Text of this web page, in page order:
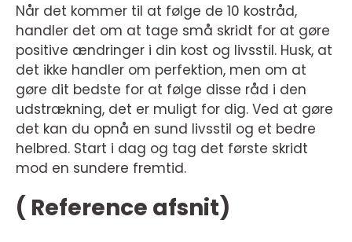
Når det kommer til at følge de 10 kostråd,
handler det om at tage små skridt for at gøre
positive ændringer i din kost og livsstil. Husk, at
det ikke handler om perfektion, men om at
gøre dit bedste for at følge disse råd i den
udstrækning, det er muligt for dig. Ved at gøre
det kan du opnå en sund livsstil og et bedre
helbred. Start i dag og tag det første skridt
mod en sundere fremtid.
( Reference afsnit)